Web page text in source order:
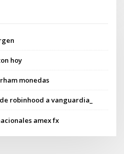
hoy
monedas
robinhood a vanguardia_
amex fx